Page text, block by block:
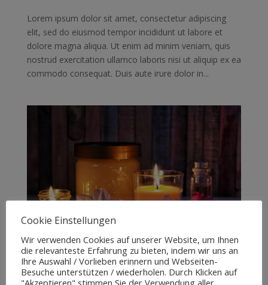
Lorem ipsum dolor sit amet, consectetur adipiscing
elit, sed do eiusmod tempor incididunt ut labore et
dolore magna aliqua. Ut enim ad minim veniam, quis
nostrud exercitation ullamco laboris nisi ut aliquip ex ea
commodo consequat. Duis aute irure dolor in...
Testbeitrag 03
Cookie Einstellungen
Wir verwenden Cookies auf unserer Website, um Ihnen
die relevanteste Erfahrung zu bieten, indem wir uns an
Ihre Auswahl / Vorlieben erinnern und Webseiten-
Besuche unterstützen / wiederholen. Durch Klicken auf
"Akzeptieren" stimmen Sie der Verwendung aller